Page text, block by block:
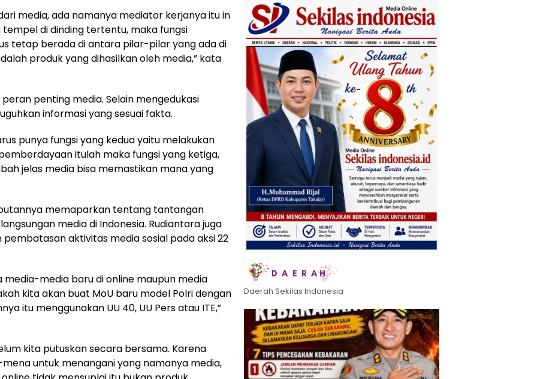
media, ada namanya mediator kerjanya itu in
di dinding tertentu, maka fungsi
tetap berada di antara pilar-pilar yang ada di
produk yang dihasilkan oleh media,” kata
penting media. Selain mengedukasi
informasi yang sesuai fakta.
punya fungsi yang kedua yaitu melakukan
itulah maka fungsi yang ketiga,
jelas media bisa memastikan mana yang
memaparkan tentang tantangan
media di Indonesia. Rudiantara juga
aktivitas media sosial pada aksi 22
media-media baru di online maupun media
kita akan buat MoU baru model Polri dengan
itu menggunakan UU 40, UU Pers atau ITE,”
kita putuskan secara bersama. Karena
untuk menangani yang namanya media,
Daerah Sekilas Indonesia